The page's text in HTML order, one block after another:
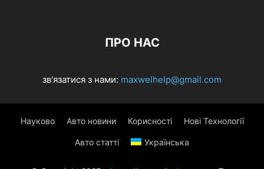
ПРО НАС
зв'язатися з нами: maxwelhelp@gmail.com
Науково Авто новини Корисності Нові Технології
Авто статті Українська